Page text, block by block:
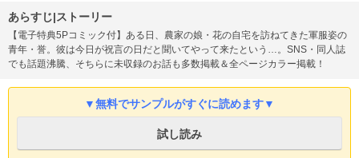
あらすじ|ストーリー
【電子特典5Pコミック付】ある日、農家の娘・花の自宅を訪ねてきた軍服姿の
青年・誉。彼は今日が祝言の日だと聞いてやって来たという…。SNS・同人誌
でも話題沸騰、そちらに未収録のお話も多数掲載＆全ページカラー掲載！
▼無料でサンプルがすぐに読めます▼
試し読み